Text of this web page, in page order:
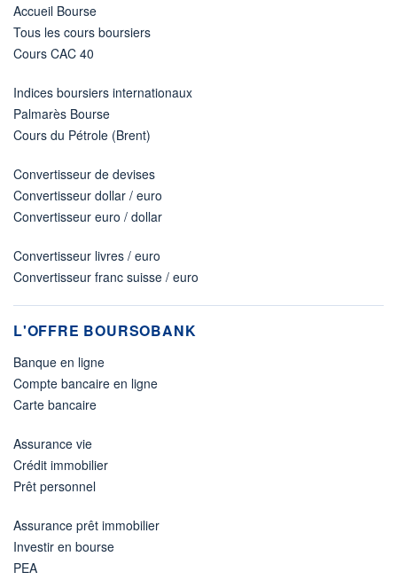
Accueil Bourse
Tous les cours boursiers
Cours CAC 40
Indices boursiers internationaux
Palmarès Bourse
Cours du Pétrole (Brent)
Convertisseur de devises
Convertisseur dollar / euro
Convertisseur euro / dollar
Convertisseur livres / euro
Convertisseur franc suisse / euro
L'OFFRE BOURSOBANK
Banque en ligne
Compte bancaire en ligne
Carte bancaire
Assurance vie
Crédit immobilier
Prêt personnel
Assurance prêt immobilier
Investir en bourse
PEA